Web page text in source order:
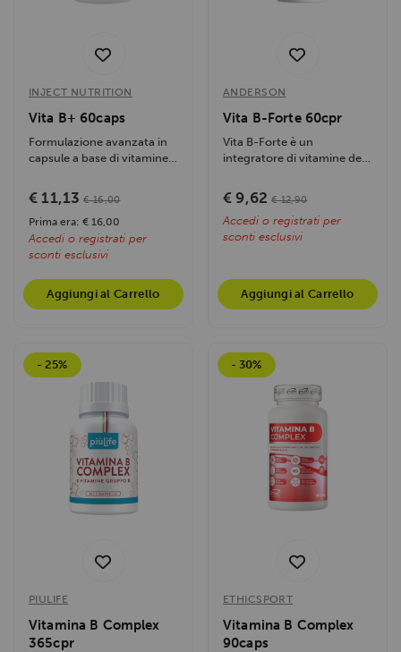
INJECT NUTRITION
Vita B+ 60caps
Formulazione avanzata in
capsule a base di vitamine
alto...
€ 11,13 € 16,00
Prima era: € 16,00
Accedi o registrati per
sconti esclusivi
Aggiungi al Carrello
ANDERSON
Vita B-Forte 60cpr
Vita B-Forte è un
integratore di vitamine del
che...
€ 9,62 € 12,90
Accedi o registrati per
sconti esclusivi
Aggiungi al Carrello
- 25%
PIULIFE
Vitamina B Complex
365cpr
- 30%
ETHICSPORT
Vitamina B Complex
90caps